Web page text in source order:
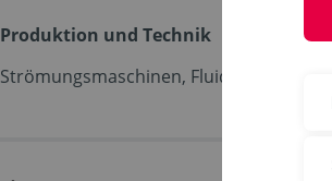
Produktion und Technik
Strömungsmaschinen, Fluiddynamik